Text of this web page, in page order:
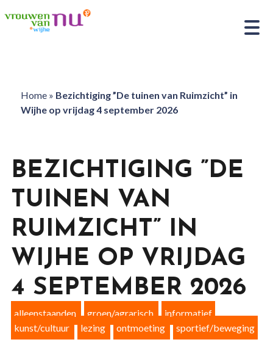
Home» Bezichtiging ”De tuinen van Ruimzicht” in
Wijhe op vrijdag 4 september 2026
BEZICHTIGING ”DE
TUINEN VAN
RUIMZICHT” IN
WIJHE OP VRIJDAG
4 SEPTEMBER 2026
alleenstaanden groen/agrarisch
informatief
kunst/cultuur
lezing ontmoeting sportief/beweging